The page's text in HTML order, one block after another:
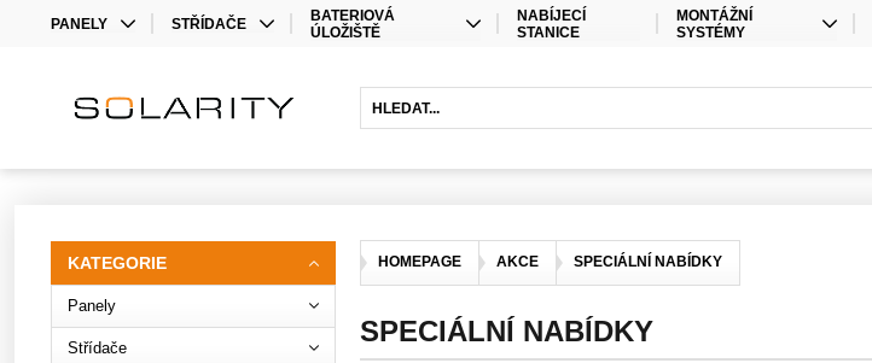
PANELY
BIFACIAL
STŘÍDAČE
OPTIMIZÉRY
BATERIOVÁ
ÚLOŽIŠTĚ
OLOVĚNÉ BATERIE
NABÍJECÍ
STANICE
MONTÁŽNÍ
SYSTÉMY
HOMEPAGE AKCE SPECIÁLNÍ NABÍDKY
SPECIÁLNÍ NABÍDKY
KATEGORIE
Panely
Střídače